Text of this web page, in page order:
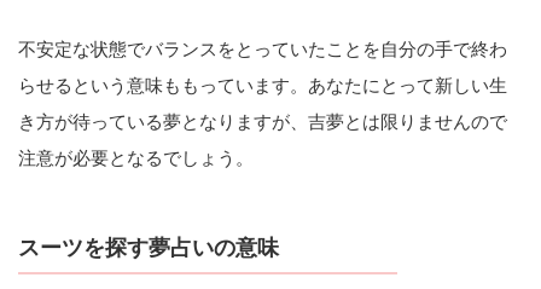
不安定な状態でバランスをとっていたことを自分の手で終わ
らせるという意味ももっています。あなたにとって新しい生
き方が待っている夢となりますが、吉夢とは限りませんので
注意が必要となるでしょう。
スーツを探す夢占いの意味